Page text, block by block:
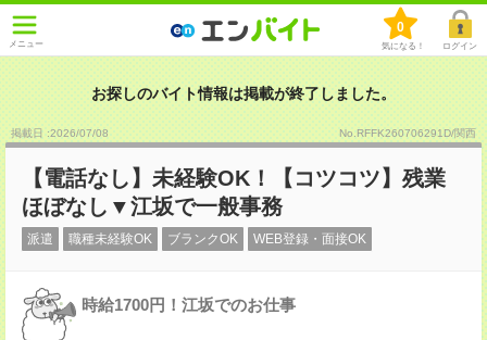
メニュー
0
気になる！ ログイン
お探しのバイト情報は掲載が終了しました。
掲載日 :2026/07/08 No.RFFK260706291D/関西
【電話なし】未経験OK！【コツコツ】残業
ほぼなし▼江坂で一般事務
派遣 職種未経験OK ブランクOK WEB登録・面接OK
時給1700円！江坂でのお仕事